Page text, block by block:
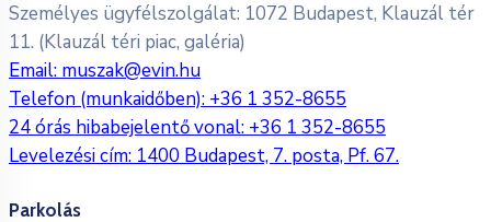
Személyes ügyfélszolgálat: 1072 Budapest, Klauzál tér
11. (Klauzál téri piac, galéria)
Email: muszak@evin.hu
Telefon (munkaidőben): +36 1 352-8655
24 órás hibabejelentő vonal: +36 1 352-8655
Levelezési cím: 1400 Budapest, 7. posta, Pf. 67.
Parkolás